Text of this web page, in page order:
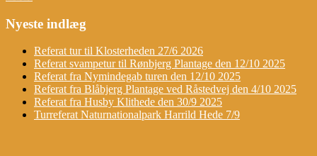
Nyeste indlæg
Referat tur til Klosterheden 27/6 2026
Referat svampetur til Rønbjerg Plantage den 12/10 2025
Referat fra Nymindegab turen den 12/10 2025
Referat fra Blåbjerg Plantage ved Råstedvej den 4/10 2025
Referat fra Husby Klithede den 30/9 2025
Turreferat Naturnationalpark Harrild Hede 7/9